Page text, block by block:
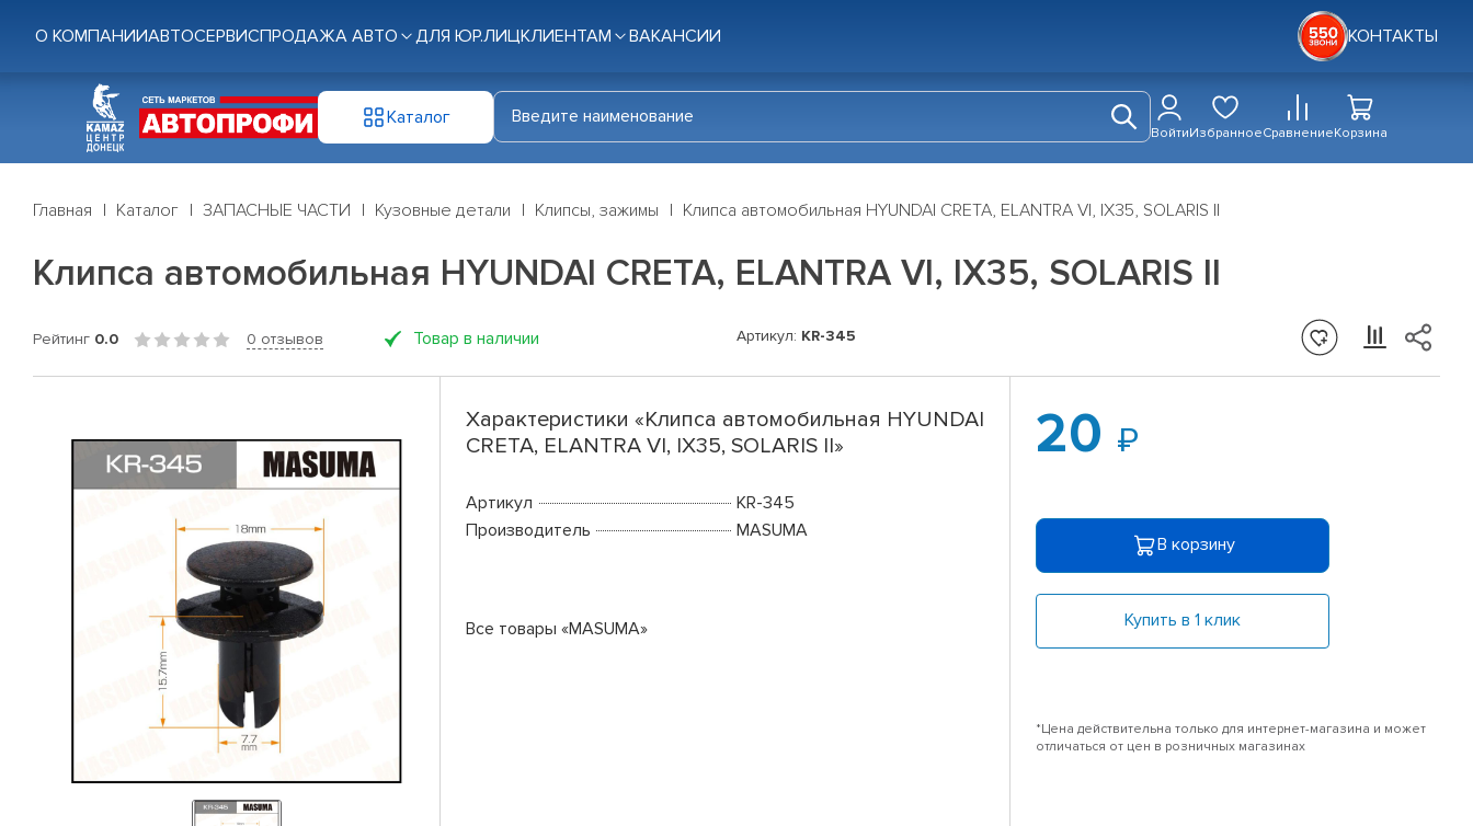
О КОМПАНИИАВТОСЕРВИСПРОДАЖА АВТО ДЛЯ ЮР.ЛИЦКЛИЕНТАМ ВАКАНСИИ КОНТАКТЫ
Каталог
ВойтиИзбранноеСравнениеКорзина
Главная Каталог ЗАПАСНЫЕ ЧАСТИ Кузовные детали Клипсы, зажимы Клипса автомобильная HYUNDAI CRETA, ELANTRA VI, IX35, SOLARIS II
Клипса автомобильная HYUNDAI CRETA, ELANTRA VI, IX35, SOLARIS II
Рейтинг 0.0 0 отзывов Товар в наличии Артикул: KR-345
Характеристики «Клипса автомобильная HYUNDAI
CRETA, ELANTRA VI, IX35, SOLARIS II»
Артикул
KR-345
Производитель
MASUMA
Все товары «MASUMA»
20
В корзину
Купить в 1 клик
*Цена действительна только для интернет-магазина и может
отличаться от цен в розничных магазинах